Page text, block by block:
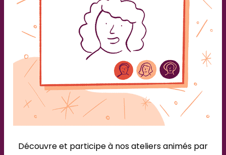
Comment réaménager son intérieur après le décès
d’un proche? Introduction Perdre un être cher est
une épreuve bouleversante. Après les premières
semaines de deuil, le retour à la vie quotidienne peut
sembler difficile. Réaménager son intérieur peut
devenir une étape importante pour apaiser la
douleur et avancer dans le processus de guérison.
Dans cet article […]
Découvre et participe à nos ateliers animés par